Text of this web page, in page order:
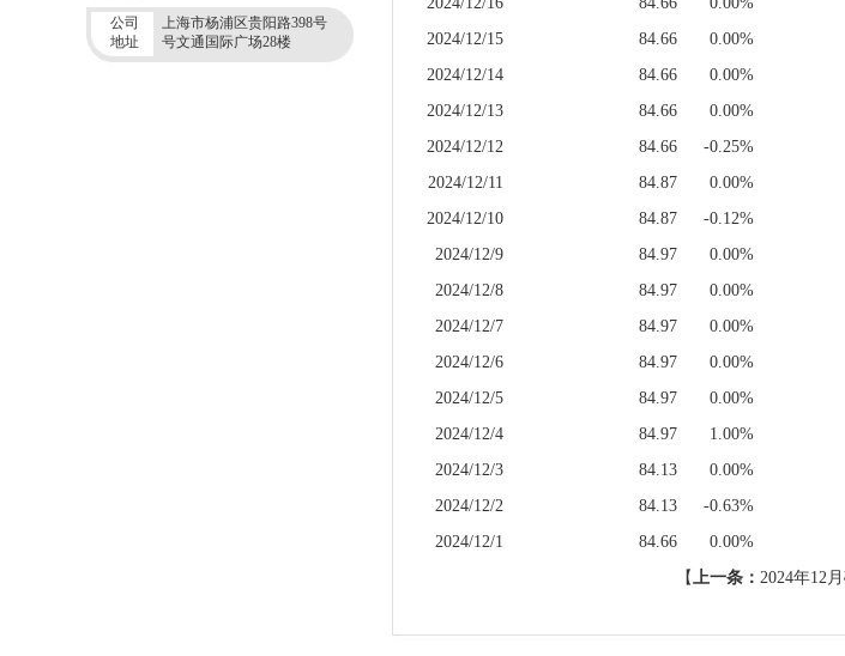
公司
地址
上海市杨浦区贵阳路398号
号文通国际广场28楼
2024/12/15
84.66
0.00%
2024/12/14
84.66
0.00%
2024/12/13
84.66
0.00%
2024/12/12
84.66
-0.25%
2024/12/11
84.87
0.00%
2024/12/10
84.87
-0.12%
2024/12/9
84.97
0.00%
2024/12/8
84.97
0.00%
2024/12/7
84.97
0.00%
2024/12/6
84.97
0.00%
2024/12/5
84.97
0.00%
2024/12/4
84.97
1.00%
2024/12/3
84.13
0.00%
2024/12/2
84.13
-0.63%
2024/12/1
84.66
0.00%
【上一条： 2024年12